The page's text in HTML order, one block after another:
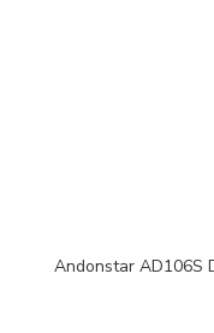
Andonstar AD106S